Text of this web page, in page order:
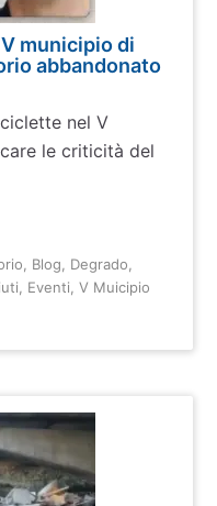
municipio di
abbandonato
nel V
le criticità del
Blog Degrado
Eventi ,V Muicipio